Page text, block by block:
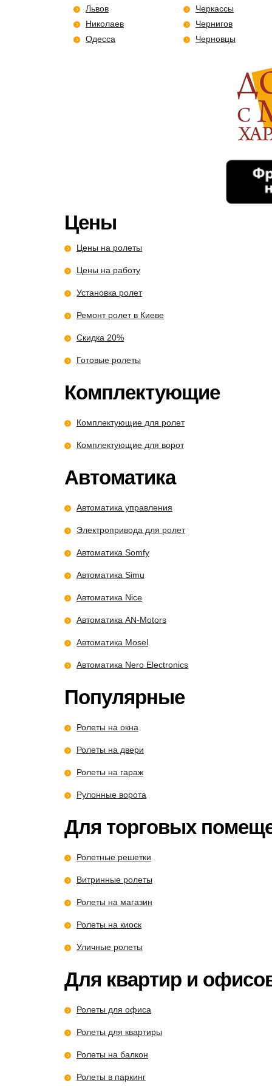
Львов
Николаев
Одесса
Черкассы
Чернигов
Черновцы
Цены
Цены на ролеты
Цены на работу
Установка ролет
Ремонт ролет в Киеве
Скидка 20%
Готовые ролеты
Комплектующие
Комплектующие для ролет
Комплектующие для ворот
Автоматика
Автоматика управления
Электропривода для ролет
Автоматика Somfy
Автоматика Simu
Автоматика Nice
Автоматика AN-Motors
Автоматика Mosel
Автоматика Nero Electronics
Популярные
Ролеты на окна
Ролеты на двери
Ролеты на гараж
Рулонные ворота
Для торговых
Ролетные решетки
Витринные ролеты
Ролеты на магазин
Ролеты на киоск
Уличные ролеты
Для квартир и
Ролеты для офиса
Ролеты для квартиры
Ролеты на балкон
Ролеты в паркинг